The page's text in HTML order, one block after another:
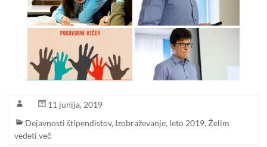
11 junija, 2019
Dejavnosti štipendistov, Izobraževanje, leto 2019, Želim
vedeti več